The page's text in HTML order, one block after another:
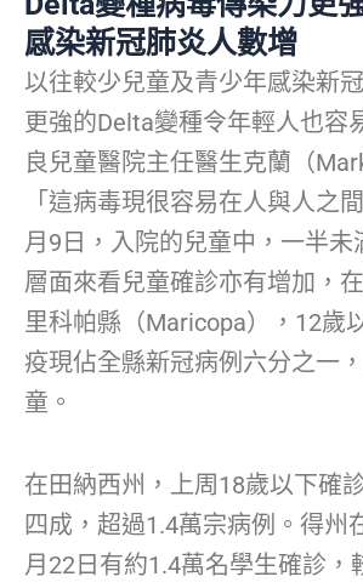
感染新冠肺炎人數增
以往較少兒童及青少年感染新
更強的Delta變種令年輕人也容
良兒童醫院主任醫生克蘭（
「這病毒現很容易在人與人之
月9日，入院的兒童中，一半未
層面來看兒童確診亦有增加，
里科帕縣（Maricopa），12歲
疫現佔全縣新冠病例六分之一
童。
在田納西州，上周18歲以下確
四成，超過1.4萬宗病例。得州
月22日有約1.4萬名學生確診，